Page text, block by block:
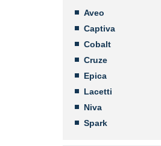
Aveo
Captiva
Cobalt
Cruze
Epica
Lacetti
Niva
Spark